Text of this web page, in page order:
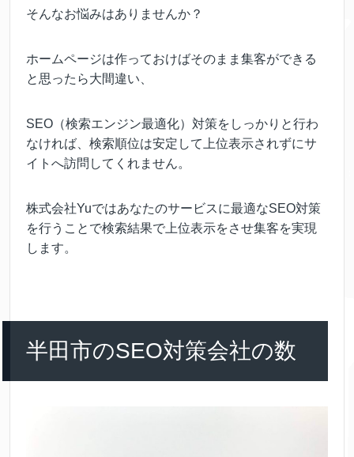
そんなお悩みはありませんか？
ホームページは作っておけばそのまま集客ができる
と思ったら大間違い、
SEO（検索エンジン最適化）対策をしっかりと行わ
なければ、検索順位は安定して上位表示されずにサ
イトへ訪問してくれません。
株式会社Yuではあなたのサービスに最適なSEO対策
を行うことで検索結果で上位表示をさせ集客を実現
します。
半田市のSEO対策会社の数